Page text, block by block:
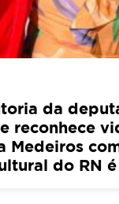
da
reconhece
Medeiros
do RN